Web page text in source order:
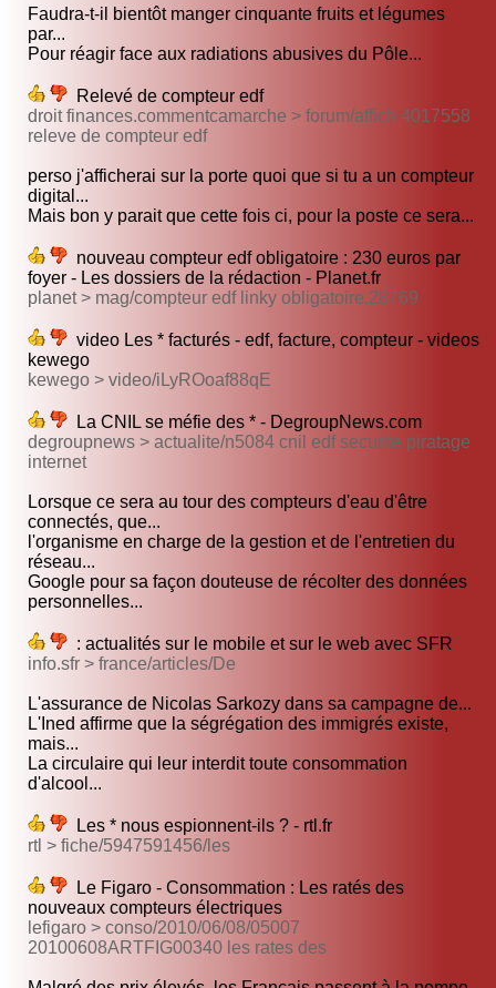
Faudra-t-il bientôt manger cinquante fruits et légumes
par...
Pour réagir face aux radiations abusives du Pôle...
Relevé de compteur edf
droit finances.commentcamarche > forum/affich 4017558
releve de compteur edf
perso j'afficherai sur la porte quoi que si tu a un compteur
digital...
Mais bon y parait que cette fois ci, pour la poste ce sera...
nouveau compteur edf obligatoire : 230 euros par
foyer - Les dossiers de la rédaction - Planet.fr
planet > mag/compteur edf linky obligatoire.28769
video Les * facturés - edf, facture, compteur - videos
kewego
kewego > video/iLyROoaf88qE
La CNIL se méfie des * - DegroupNews.com
degroupnews > actualite/n5084 cnil edf securite piratage
internet
Lorsque ce sera au tour des compteurs d'eau d'être
connectés, que...
l'organisme en charge de la gestion et de l'entretien du
réseau...
Google pour sa façon douteuse de récolter des données
personnelles...
: actualités sur le mobile et sur le web avec SFR
info.sfr > france/articles/De
L'assurance de Nicolas Sarkozy dans sa campagne de...
L'Ined affirme que la ségrégation des immigrés existe,
mais...
La circulaire qui leur interdit toute consommation
d'alcool...
Les * nous espionnent-ils ? - rtl.fr
rtl > fiche/5947591456/les
Le Figaro - Consommation : Les ratés des
nouveaux compteurs électriques
lefigaro > conso/2010/06/08/05007
20100608ARTFIG00340 les rates des